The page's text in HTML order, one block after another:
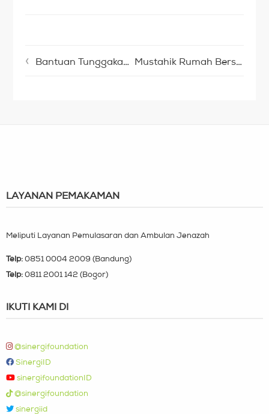
Bantuan Tunggakan Kontrakan Dhuafa Mustahik Rumah Bersalin Cuma-Cuma Ikuti Cooking Class
LAYANAN PEMAKAMAN
Meliputi Layanan Pemulasaran dan Ambulan Jenazah
Telp: 0851 0004 2009 (Bandung)
Telp: 0811 2001 142 (Bogor)
IKUTI KAMI DI
@sinergifoundation
SinergiID
sinergifoundationID
@sinergifoundation
sinergiid